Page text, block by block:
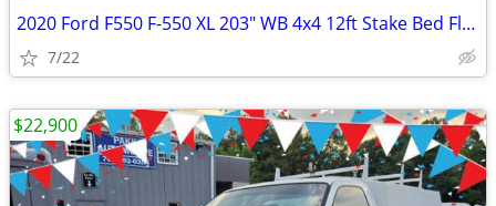
2020 Ford F550 F-550 XL 203" WB 4x4 12ft Stake Bed Flatbed Dump Truck
7/22
$22,900